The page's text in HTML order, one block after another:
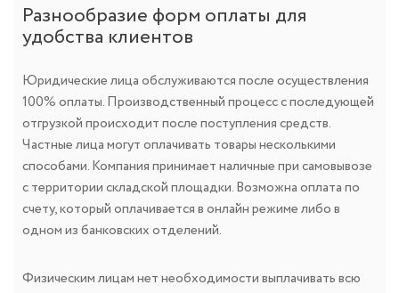
Разнообразие форм оплаты для
удобства клиентов
Юридические лица обслуживаются после осуществления
100% оплаты. Производственный процесс с последующей
отгрузкой происходит после поступления средств.
Частные лица могут оплачивать товары несколькими
способами. Компания принимает наличные при самовывозе
с территории складской площадки. Возможна оплата по
счету, который оплачивается в онлайн режиме либо в
одном из банковских отделений.
Физическим лицам нет необходимости выплачивать всю